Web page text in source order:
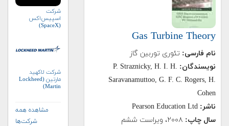
Gas Turbine Theory
نام فارسی: تئوری توربین گاز
نویسندگان: P. Straznicky, H. I. H.
Saravanamuttoo, G. F. C. Rogers, H.
Cohen
ناشر:
سال چاپ:
شرکت
اسپیس‌اکس
(SpaceX)
شرکت لاکهید
مارتین (Lockheed
Martin)
مشاهده همه
شرکت‌ها